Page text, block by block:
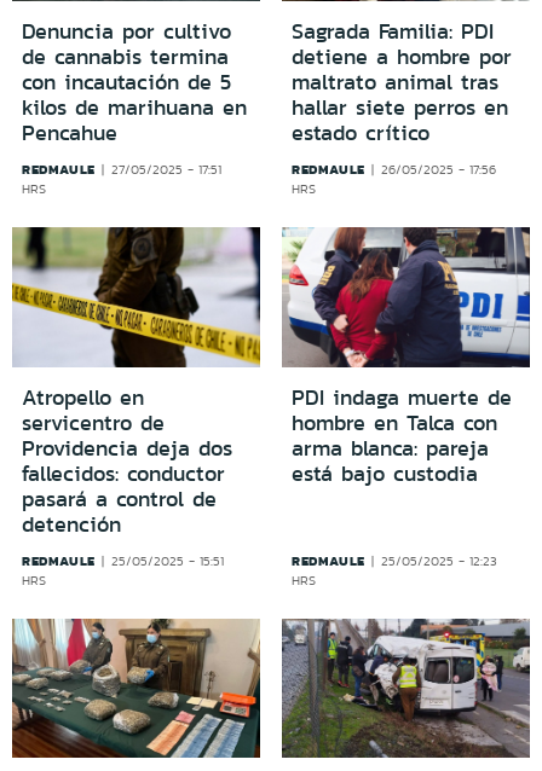
Denuncia por cultivo
de cannabis termina
con incautación de 5
kilos de marihuana en
Pencahue
REDMAULE
27/05/2025 - 17:51
HRS
Sagrada Familia: PDI
detiene a hombre por
maltrato animal tras
hallar siete perros en
estado crítico
REDMAULE
26/05/2025 - 17:56
HRS
Atropello en
servicentro de
Providencia deja dos
fallecidos: conductor
pasará a control de
detención
REDMAULE
25/05/2025 - 15:51
HRS
PDI indaga muerte de
hombre en Talca con
arma blanca: pareja
está bajo custodia
REDMAULE
25/05/2025 - 12:23
HRS